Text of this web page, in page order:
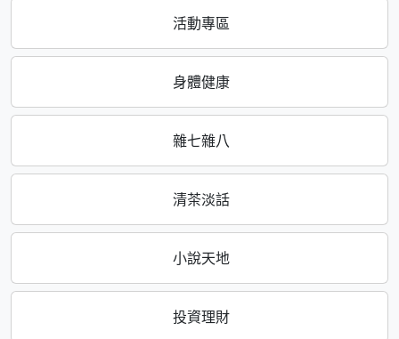
活動專區
身體健康
雜七雜八
清茶淡話
小說天地
投資理財